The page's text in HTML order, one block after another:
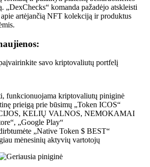
„DexChecks“ komanda pažadėjo atskleisti
artėjančią NFT kolekciją ir produktus
savo kriptovaliutų portfelį
funkcionuojama kriptovaliutų piniginė
prieigą prie būsimų „Token ICOS“
KELIŲ VALNOS, NEMOKAMAI
„Google Play“
„Native Token $ BEST“
mėnesinių aktyvių vartotojų